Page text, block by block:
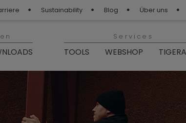
Sustainability Blog Über uns
Services
TOOLS WEBSHOP